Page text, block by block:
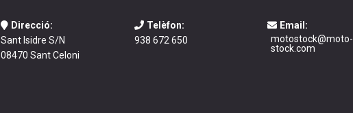
Direcció:
Sant Isidre S/N
08470 Sant Celoni
Telèfon:
938 672 650
Email:
motostock@moto-
stock.com